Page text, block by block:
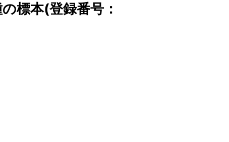
標本(登録番号：